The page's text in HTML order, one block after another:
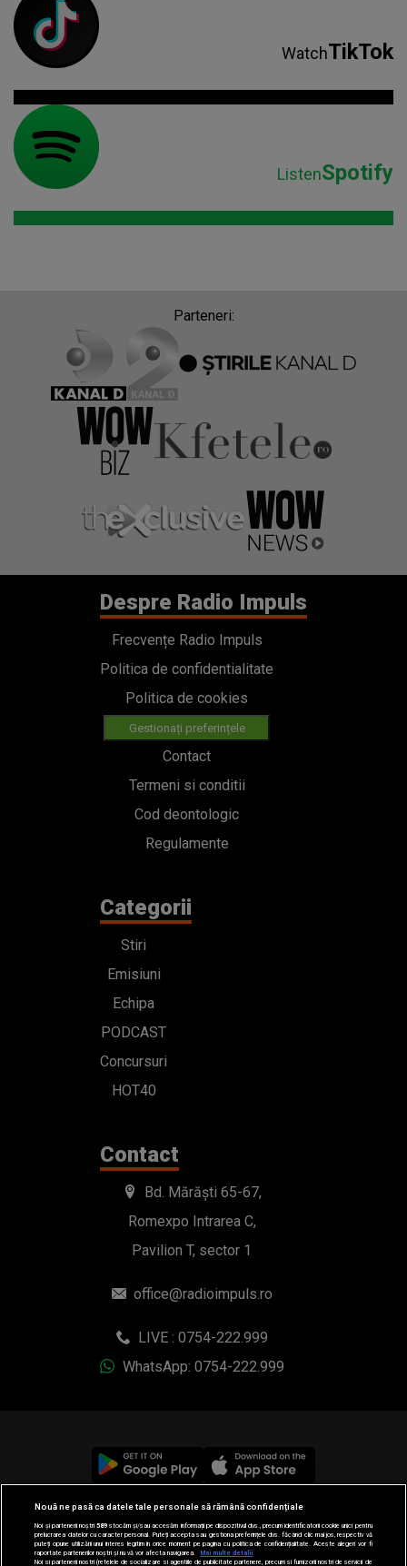
WatchTikTok
ListenSpotify
Parteneri:
Despre Radio Impuls
Frecvențe Radio Impuls
Politica de confidentialitate
Politica de cookies
Gestionați preferințele
Contact
Termeni si conditii
Cod deontologic
Regulamente
Categorii
Stiri
Emisiuni
Echipa
PODCAST
Concursuri
HOT40
Contact
Bd. Mărăști 65-67,
Romexpo Intrarea C,
Pavilion T, sector 1
office@radioimpuls.ro
LIVE : 0754-222.999
WhatsApp: 0754-222.999
© 2019-2026 DOGAN MEDIA INTERNATIONAL SA, Toate
drepturile rezervate.
Nouă ne pasă ca datele tale personale să rămână confidențiale
Noi și partenerii noștri589stocăm și/sau accesăm informații pe dispozitivul dvs., precum identificatorii cookie unici pentru
prelucrarea datelor cu caracter personal. Puteți accepta sau gestiona preferințele dvs. făcând clic mai jos, respectiv vă
puteți opune utilizării unui interes legitim în orice moment pe pagina cu politica de confidențialitate. Aceste alegeri vor fi
raportate partenerilor noștri și nu vă vor afecta navigarea.
Mai multe detalii
Noi si partenerii nostri (retelele de socializare si agentiile de publicitate partenere, precum si furnizorii nostri de servicii de